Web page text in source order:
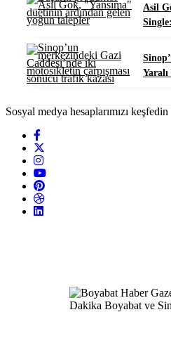
Asil
Yaralı
Sosyal medya hesaplarımızı keşfedin